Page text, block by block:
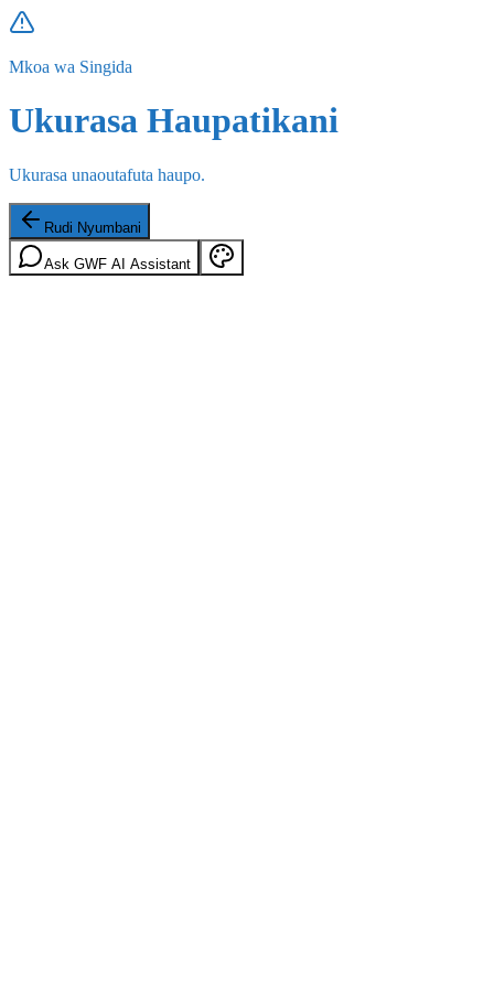
Mkoa wa Singida
Ukurasa Haupatikani
Ukurasa unaoutafuta haupo.
Rudi Nyumbani
Ask GWF AI Assistant